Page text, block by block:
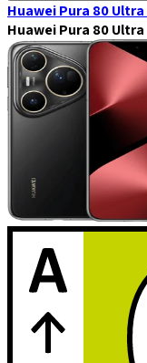
Huawei Pura 80 Ultra
Huawei Pura 80 Ultra